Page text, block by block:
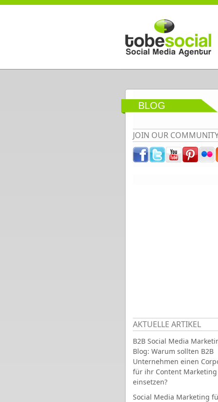
Direkt zum Inhalt
BLOG
JOIN OUR
AKTUELLE ARTIKEL
B2B Social Media
Blog: Warum sollten B2B
Unternehmen einen
für ihr Content Marketing
einsetzen?
Social Media Marketing